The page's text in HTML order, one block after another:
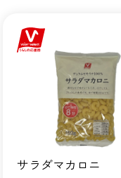
サラダマカロニ